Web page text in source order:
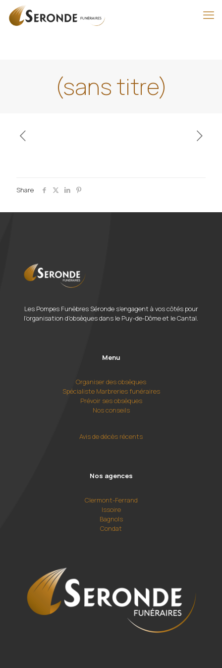
(sans titre)
Share
Les Pompes Funèbres Séronde s'engagent à vos côtés pour
l'organisation d'obsèques dans le Puy-de-Dôme et le Cantal.
Menu
Organiser des obsèques
Spécialiste Marbreries funéraires
Prévoir ses obsèques
Nos conseils
Avis de décès récents
Nos agences
Clermont-Ferrand
Issoire
Bagnols
Condat